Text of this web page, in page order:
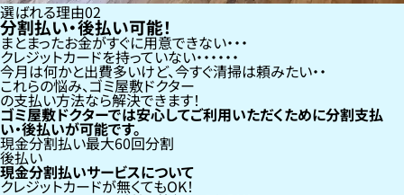
選ばれる理由02
分割払い・後払い可能！
まとまったお金がすぐに用意できない
クレジットカードを持っていない・・・
今月は何かと出費多いけど、今すぐ清掃は頼みたい
これらの悩み、ゴミ屋敷ドクター
の支払い方法なら解決できます！
ゴミ屋敷ドクターでは安心してご利用いただくために分割支払
い・後払いが可能です。
現金分割払い最大60回分割
後払い
現金分割払いサービスについて
クレジットカードが無くてもOK！